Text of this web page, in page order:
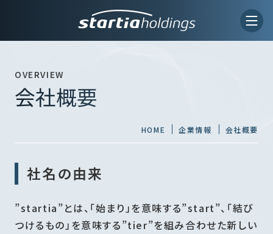
OVERVIEW
会社概要
HOME 企業情報 会社概要
社名の由来
”startia”とは、「始まり」を意味する”start”、「結び
つけるもの」を意味する”tier”を組み合わせた新しい